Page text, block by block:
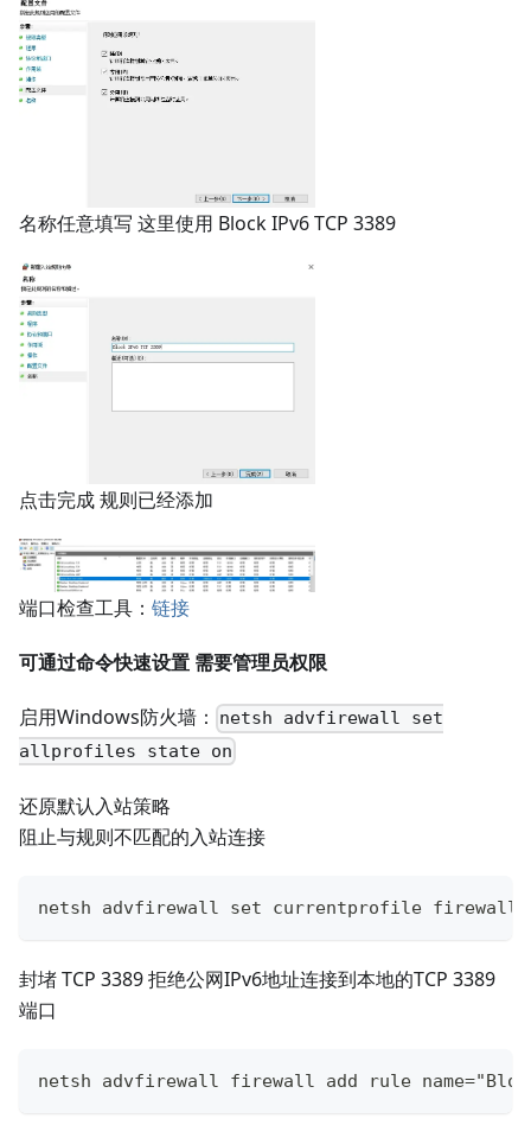
名称任意填写 这里使用 Block IPv6 TCP 3389
点击完成 规则已经添加
端口检查工具： 链接
可通过命令快速设置 需要管理员权限
启用Windows防火墙：
netsh advfirewall set
allprofiles state on
还原默认入站策略
阻止与规则不匹配的入站连接
netsh advfirewall set currentprofile
封堵 TCP 3389 拒绝公网IPv6地址连接到本地的TCP 3389
端口
netsh advfirewall firewall add rule